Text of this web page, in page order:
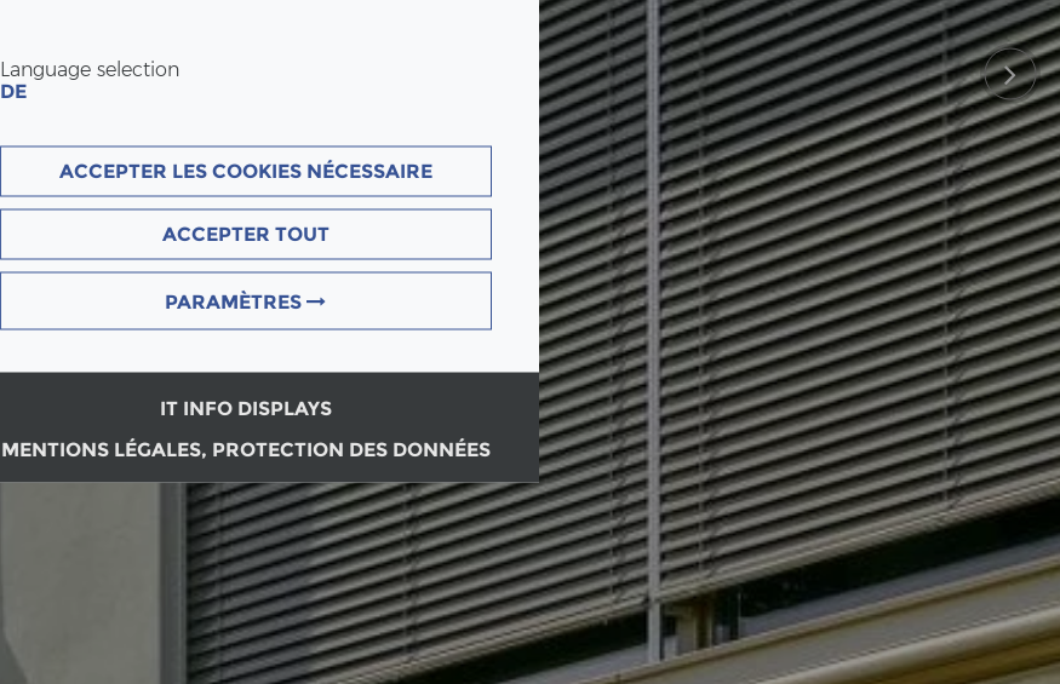
Language selection
DE
ACCEPTER LES COOKIES NÉCESSAIRE
ACCEPTER TOUT
PARAMÈTRES
IT INFO DISPLAYS
MENTIONS LÉGALES, PROTECTION DES DONNÉES